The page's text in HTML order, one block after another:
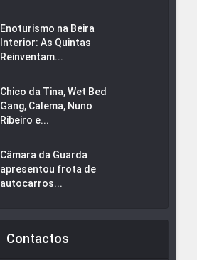
Enoturismo na Beira
Interior: As Quintas
Reinventam...
Chico da Tina, Wet Bed
Gang, Calema, Nuno
Ribeiro e...
Câmara da Guarda
apresentou frota de
autocarros...
Contactos